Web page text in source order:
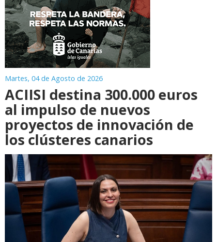
Martes, 04 de Agosto de 2026
ACIISI destina 300.000 euros
al impulso de nuevos
proyectos de innovación de
los clústeres canarios